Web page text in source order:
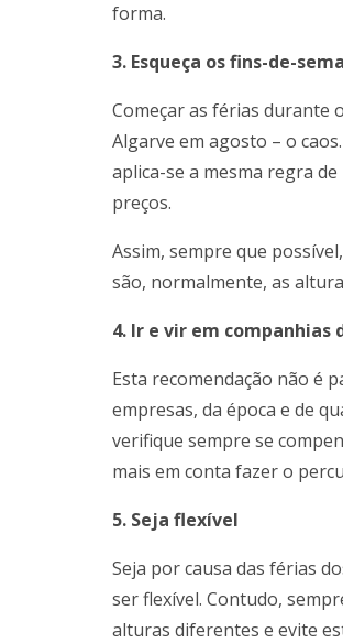
forma.
3. Esqueça os fins-de-
Começar as férias durante
Algarve em agosto – o
aplica-se a mesma regra
preços.
Assim, sempre que possível,
são, normalmente, as
4. Ir e vir em companhias
Esta recomendação não é
empresas, da época e de
verifique sempre se
mais em conta fazer o
5. Seja flexível
Seja por causa das férias
ser flexível. Contudo,
alturas diferentes e evite